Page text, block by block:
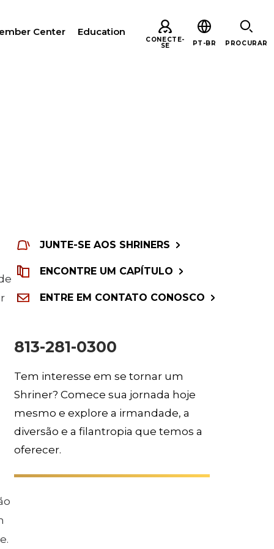
Center Education
CONECTE-
SE PT-BR PROCURAR
JUNTE-SE AOS SHRINERS
ENCONTRE UM CAPÍTULO
ENTRE EM CONTATO CONOSCO
813-281-0300
Tem interesse em se tornar um
Shriner? Comece sua jornada hoje
mesmo e explore a irmandade, a
diversão e a filantropia que temos a
oferecer.